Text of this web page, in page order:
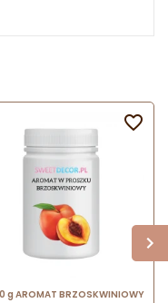
g AROMAT BRZOSKWINIOWY
